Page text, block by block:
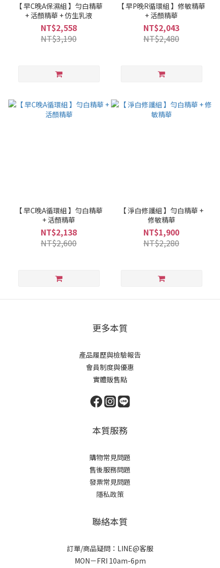
【 早C晚A保濕組 】勻白精華
+ 活顏精華 + 仿生乳液
NT$2,558
NT$3,190
【 早P晚R循環組 】修敏精華
+ 活顏精華
NT$2,043
NT$2,480
【 早C晚A循環組 】勻白精華
+ 活顏精華
NT$2,138
NT$2,600
【 淨白修護組 】勻白精華 +
修敏精華
NT$1,900
NT$2,280
更多本質
產品履歷與檢驗報告
會員制度與優惠
實體販售點
本質服務
購物常見問題
售後服務問題
發票常見問題
隱私政策
聯絡本質
訂單/商品疑問：LINE@客服
MON－FRI 10am-6pm